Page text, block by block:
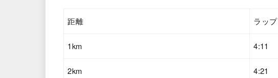
距離 ラップ
1km 4:11
2km 4:21